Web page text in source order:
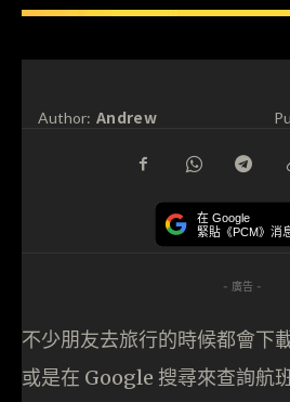
Author: Andrew
在 Google
緊貼《PCM》消
- 廣告 -
不少朋友去旅行的時候都會下
或是在 Google 搜尋來查詢航